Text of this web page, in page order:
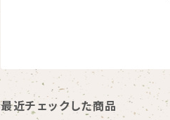
最近チェックした商品